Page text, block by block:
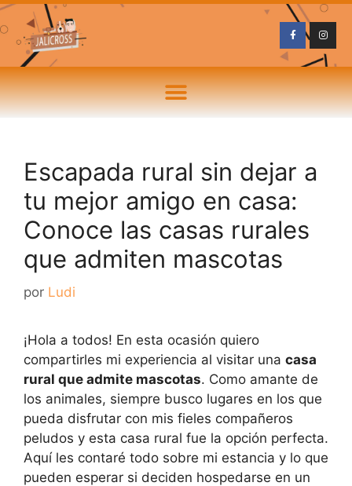
Escapada rural sin dejar a
tu mejor amigo en casa:
Conoce las casas rurales
que admiten mascotas
por Ludi
¡Hola a todos! En esta ocasión quiero
compartirles mi experiencia al visitar una casa
rural que admite mascotas. Como amante de
los animales, siempre busco lugares en los que
pueda disfrutar con mis fieles compañeros
peludos y esta casa rural fue la opción perfecta.
Aquí les contaré todo sobre mi estancia y lo que
pueden esperar si deciden hospedarse en un